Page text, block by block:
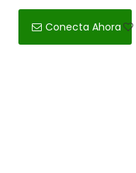
Conecta Ahora